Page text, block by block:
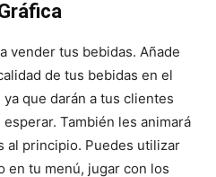
vender tus bebidas. Añade
de tus bebidas en el
que darán a tus clientes
También les animará
al principio. Puedes utilizar
en tu menú, jugar con los